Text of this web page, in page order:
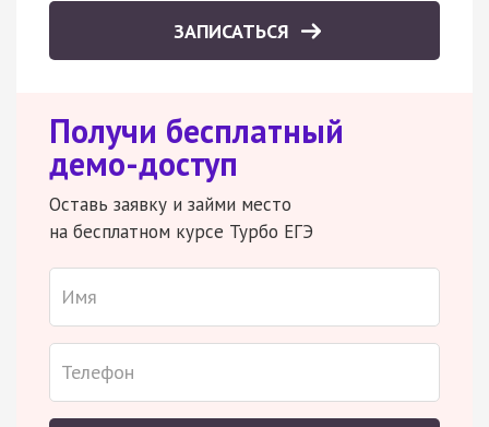
ЗАПИСАТЬСЯ
Получи бесплатный
демо-доступ
Оставь заявку и займи место
на бесплатном курсе Турбо ЕГЭ